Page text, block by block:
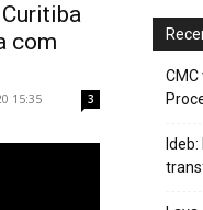
com
15:35 3